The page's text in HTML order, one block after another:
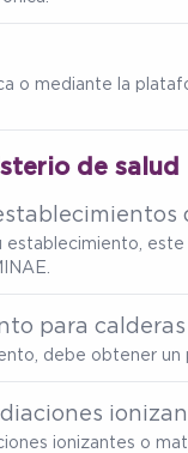
o mediante la
de salud
establecimiento,
para
debe obtener
ionizantes o